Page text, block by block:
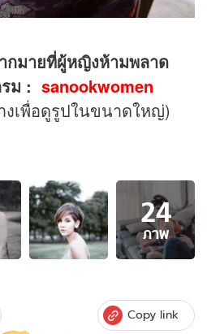
กมายที่ผู้หญิงห้ามพลาด
ม : sanookwomen
เพื่อดูรูปในขนาดใหญ่)
24
ภาพ
Copy link